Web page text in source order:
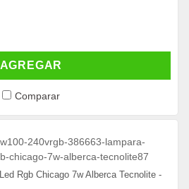
AGREGAR
Comparar
Rgb Chicago 7w Alberca Tecnolite -